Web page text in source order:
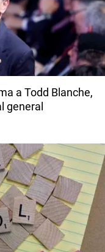
a Todd Blanche,
general